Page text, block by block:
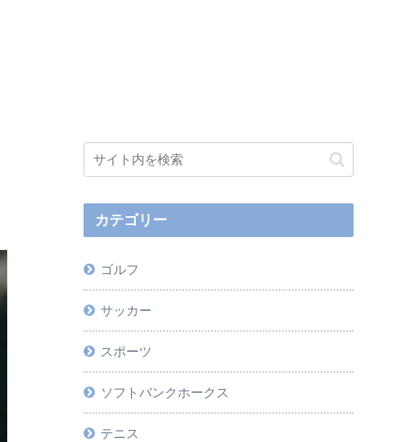
カテゴリー
ゴルフ
サッカー
スポーツ
ソフトバンクホークス
テニス